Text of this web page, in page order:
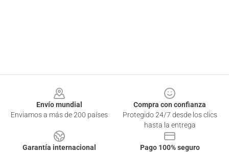
Envío mundial
Enviamos a más de 200 países
Compra con confianza
Protegido 24/7 desde los clics
hasta la entrega
Garantía internacional
Pago 100% seguro